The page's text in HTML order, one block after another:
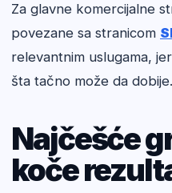
Za glavne komercijalne
povezane sa stranicom
relevantnim uslugama,
šta tačno može da dobije.
Najčešće
koče